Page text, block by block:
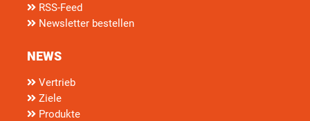
RSS-Feed
Newsletter bestellen
NEWS
Vertrieb
Ziele
Produkte